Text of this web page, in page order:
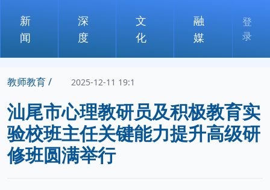
新
闻
深
度
文
化
融
媒
登
录
教师教育 / 2025-12-11 19:1
汕尾市心理教研员及积极教育实
验校班主任关键能力提升高级研
修班圆满举行